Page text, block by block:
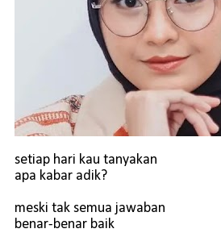
setiap hari kau tanyakan
apa kabar adik?
meski tak semua jawaban
benar-benar baik